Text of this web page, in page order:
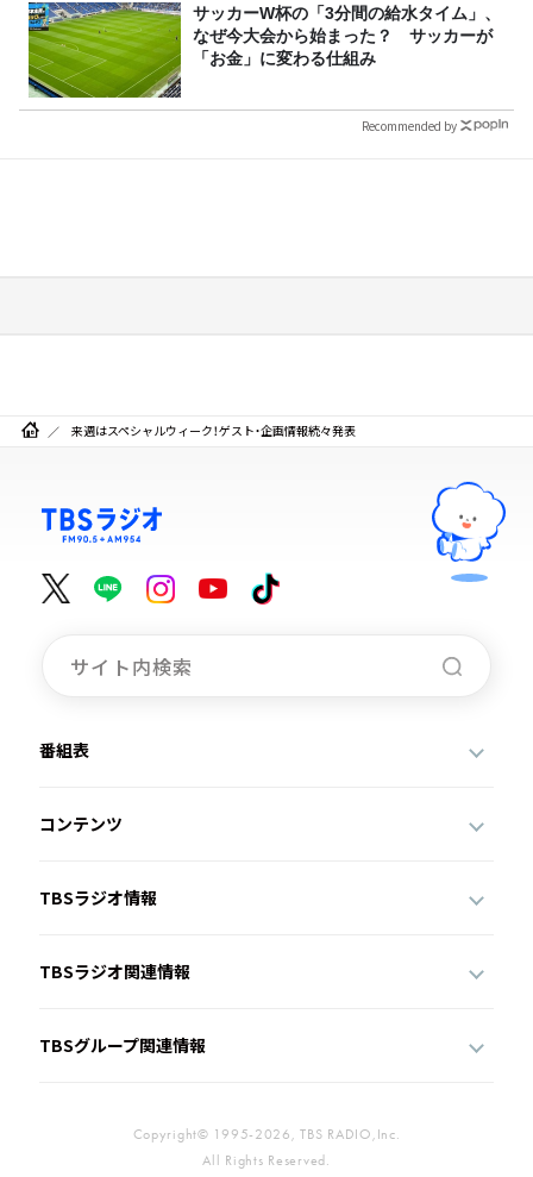
サッカーW杯の「3分間の給水タイム」、
なぜ今大会から始まった？ サッカーが
「お金」に変わる仕組み
Recommended by
来週はスペシャルウィーク！ゲスト・企画情報続々発表
番組表
コンテンツ
TBSラジオ情報
TBSラジオ関連情報
TBSグループ関連情報
Copyright© 1995-2026, TBS RADIO,Inc.
All Rights Reserved.